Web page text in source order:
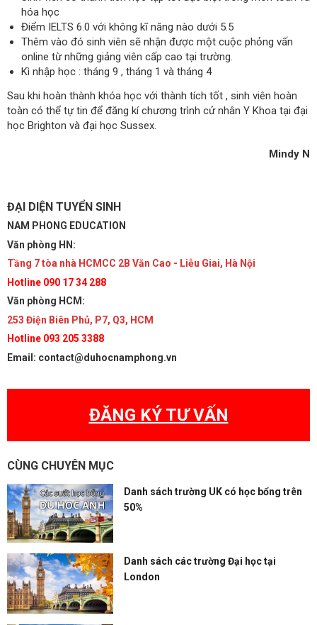
hóa học
Điểm IELTS 6.0 với không kĩ năng nào dưới 5.5
Thêm vào đó sinh viên sẽ nhận được một cuộc phỏng vấn
online từ những giảng viên cấp cao tại trường.
Kì nhập học : tháng 9 , tháng 1 và tháng 4
Sau khi hoàn thành khóa học với thành tích tốt , sinh viên hoàn
toàn có thể tự tin để đăng kí chương trình cử nhân Y Khoa tại đại
học Brighton và đại học Sussex.
Mindy N
ĐẠI DIỆN TUYỂN SINH
NAM PHONG EDUCATION
Văn phòng HN:
Tầng 7 tòa nhà HCMCC 2B Văn Cao - Liễu Giai, Hà Nội
Hotline 090 17 34 288
Văn phòng HCM:
253 Điện Biên Phủ, P7, Q3, HCM
Hotline 093 205 3388
Email: contact@duhocnamphong.vn
ĐĂNG KÝ TƯ VẤN
CÙNG CHUYÊN MỤC
Danh sách trường UK có học bổng trên
50%
Danh sách các trường Đại học tại
London